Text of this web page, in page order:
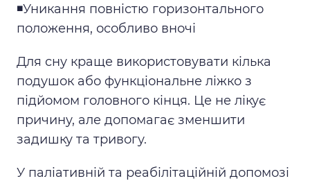
◾️Уникання повністю горизонтального
положення, особливо вночі
Для сну краще використовувати кілька
подушок або функціональне ліжко з
підйомом головного кінця. Це не лікує
причину, але допомагає зменшити
задишку та тривогу.
У паліативній та реабілітаційній допомозі